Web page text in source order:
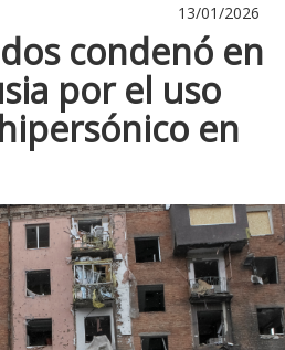
13/01/2026
condenó en
por el uso
en